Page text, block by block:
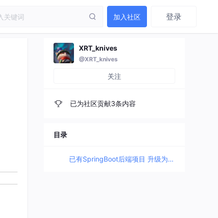
加入社区 登录
XRT_knives
@XRT_knives
关注
已为社区贡献3条内容
目录
已有SpringBoot后端项目 升级为 芋道框架（yudao-cloud）指南